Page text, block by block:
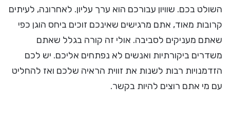
השולט בכם. שוויון עבורכם הוא ערך עליון. לאחרונה, לעיתים
קרובות מאוד, אתם מרגישים שאינכם זוכים ביחס הוגן כפי
שאתם מעניקים לסביבה. אולי זה קורה בגלל שאתם
משדרים ביקורתיות ואנשים לא נפתחים אליכם. יש לכם
הזדמנויות רבות לשנות את זווית הראיה שלכם ואז להחליט
עם מי אתם רוצים להיות בקשר.